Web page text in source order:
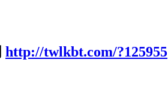
http://twlkbt.com/?125955